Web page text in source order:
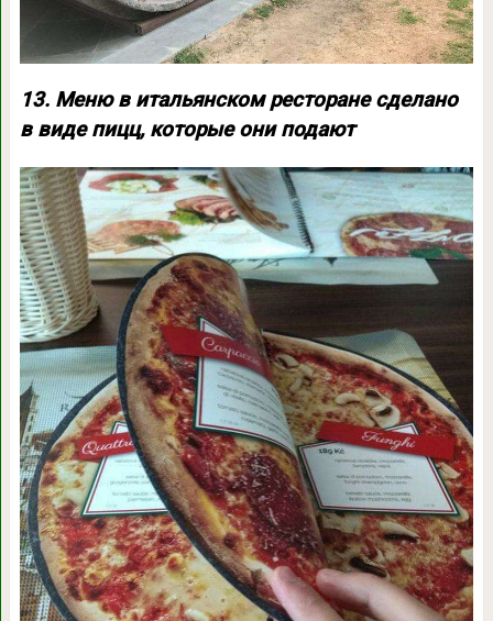
13. Меню в итальянском ресторане сделано
в виде пицц, которые они подают